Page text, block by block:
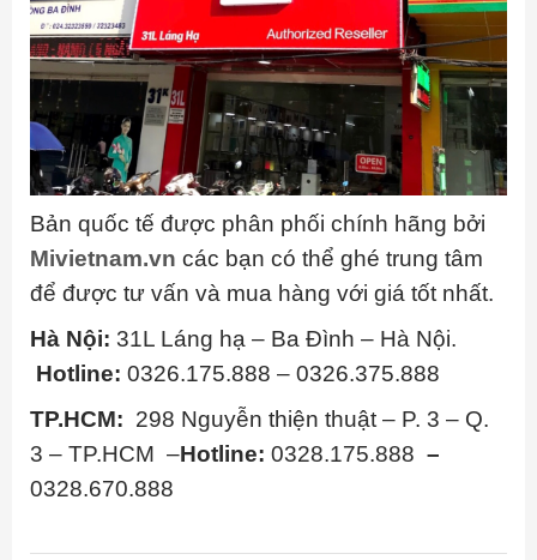
Bản quốc tế được phân phối chính hãng bởi
Mivietnam.vn các bạn có thể ghé trung tâm
để được tư vấn và mua hàng với giá tốt nhất.
Hà Nội: 31L Láng hạ – Ba Đình – Hà Nội.
Hotline: 0326.175.888 – 0326.375.888
TP.HCM: 298 Nguyễn thiện thuật – P. 3 – Q.
3 – TP.HCM –Hotline: 0328.175.888 –
0328.670.888